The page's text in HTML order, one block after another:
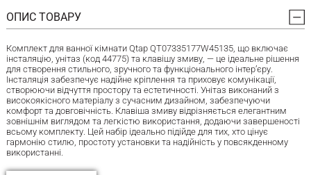
ОПИС ТОВАРУ
Комплект для ванної кімнати Qtap QT07335177W45135, що включає
інсталяцію, унітаз (код 44775) та клавішу змиву, — це ідеальне рішення
для створення стильного, зручного та функціонального інтер’єру.
Інсталяція забезпечує надійне кріплення та приховує комунікації,
створюючи відчуття простору та естетичності. Унітаз виконаний з
високоякісного матеріалу з сучасним дизайном, забезпечуючи
комфорт та довговічність. Клавіша змиву відрізняється елегантним
зовнішнім виглядом та легкістю використання, додаючи завершеності
всьому комплекту. Цей набір ідеально підійде для тих, хто цінує
гармонію стилю, простоту установки та надійність у повсякденному
використанні.